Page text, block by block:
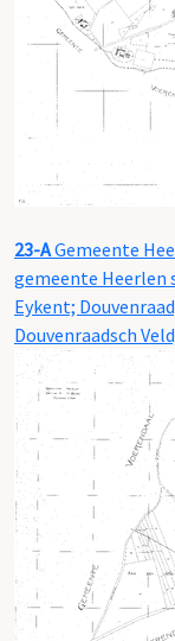
23-AGemeente
gemeente Heerlen
Eykent;
Douvenraadsch